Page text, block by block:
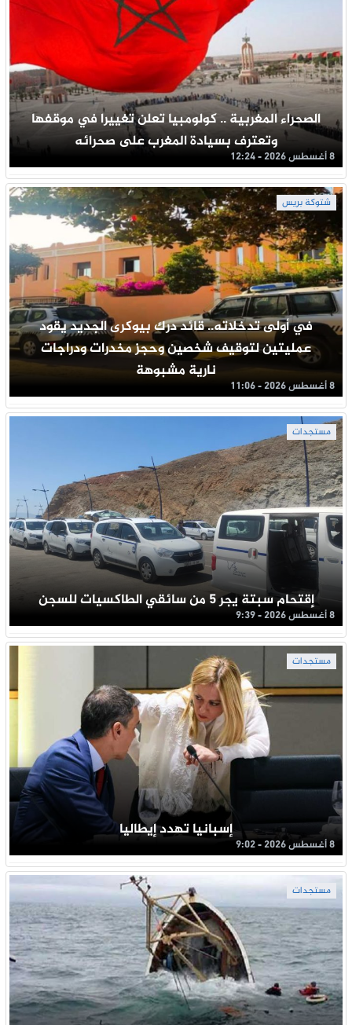
الصحراء المغربية .. كولومبيا تعلن تغييرا في موقفها
وتعترف بسيادة المغرب على صحرائه
8 أغسطس 2026 - 12:24
شتوكة بريس
في أولى تدخلاته.. قائد درك بيوكرى الجديد يقود
عمليتين لتوقيف شخصين وحجز مخدرات ودراجات
نارية مشبوهة
8 أغسطس 2026 - 11:06
مستجدات
إقتحام سبتة يجر 5 من سائقي الطاكسيات للسجن
8 أغسطس 2026 - 9:39
مستجدات
إسبانيا تهدد إيطاليا
8 أغسطس 2026 - 9:02
مستجدات